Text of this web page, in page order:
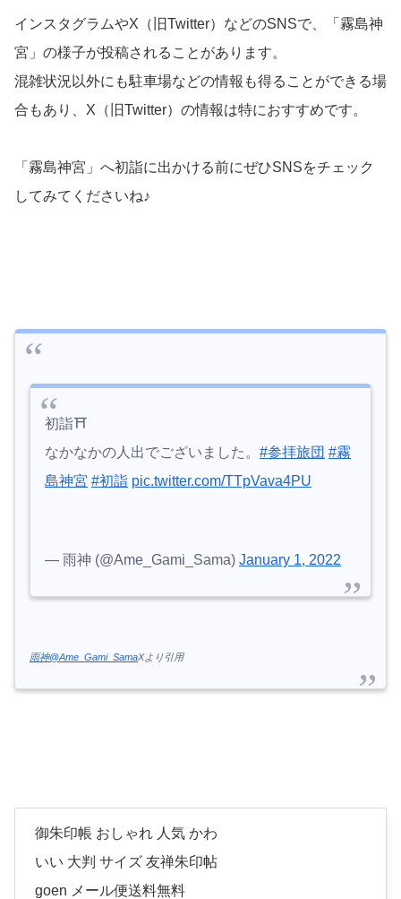
インスタグラムやX（旧Twitter）などのSNSで、「霧島神
宮」の様子が投稿されることがあります。
混雑状況以外にも駐車場などの情報も得ることができる場
合もあり、X（旧Twitter）の情報は特におすすめです。
「霧島神宮」へ初詣に出かける前にぜひSNSをチェック
してみてくださいね♪
初詣⛩
なかなかの人出でございました。 #参拝旅団 #霧
島神宮 #初詣 pic.twitter.com/TTpVava4PU
— 雨神 (@Ame_Gami_Sama) January 1, 2022
雨神@Ame_Gami_SamaXより引用
御朱印帳 おしゃれ 人気 かわ
いい 大判 サイズ 友禅朱印帖
goen メール便送料無料